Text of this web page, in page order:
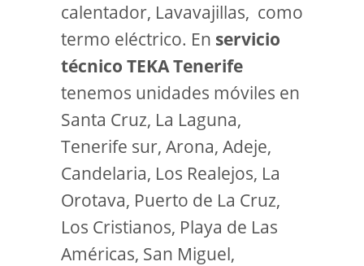
calentador, Lavavajillas, como
termo eléctrico. En servicio
técnico TEKA Tenerife
tenemos unidades móviles en
Santa Cruz, La Laguna,
Tenerife sur, Arona, Adeje,
Candelaria, Los Realejos, La
Orotava, Puerto de La Cruz,
Los Cristianos, Playa de Las
Américas, San Miguel,